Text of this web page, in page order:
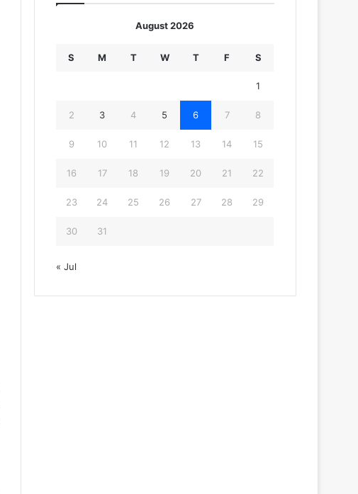
August 2026
S M T W T F S
1
2 3 4 5 6 7 8
9 10 11 12 13 14 15
16 17 18 19 20 21 22
23 24 25 26 27 28 29
30 31
« Jul